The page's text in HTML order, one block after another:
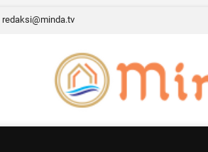
redaksi@minda.tv